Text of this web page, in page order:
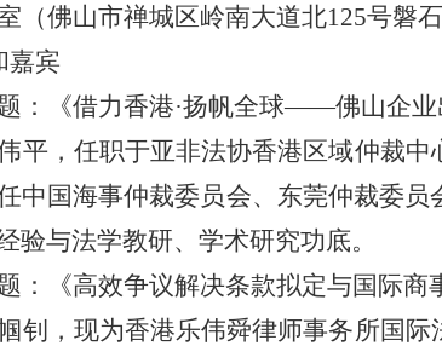
（佛山市禅城区岭南大道北125号磐石
嘉宾
题：《借力香港·扬帆全球——佛山企业
平，任职于亚非法协香港区域仲裁
中国海事仲裁委员会、东莞仲裁委
验与法学教研、学术研究功底。
：《高效争议解决条款拟定与国际商
钊，现为香港乐伟舜律师事务所国